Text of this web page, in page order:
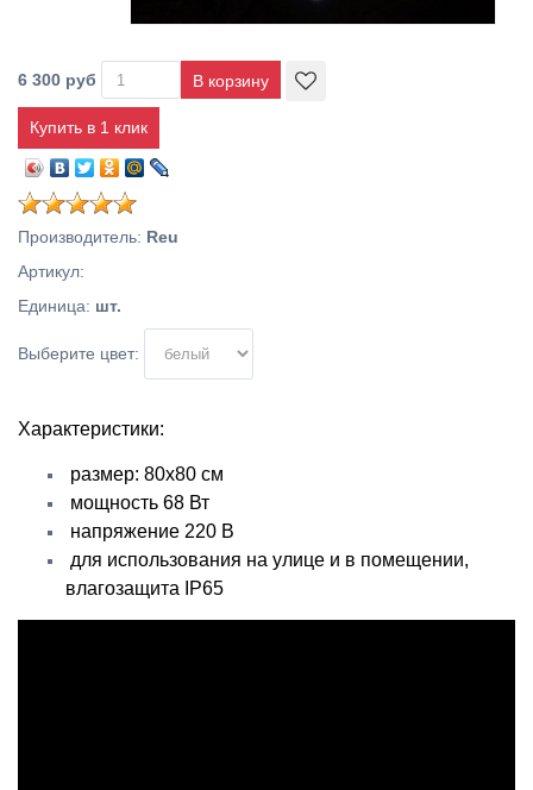
6 300 руб
Купить в 1 клик
Производитель: Reu
Артикул:
Единица: шт.
Выберите цвет:
Характеристики:
размер: 80х80 см
мощность 68 Вт
напряжение 220 В
для использования на улице и в помещении,
влагозащита IP65